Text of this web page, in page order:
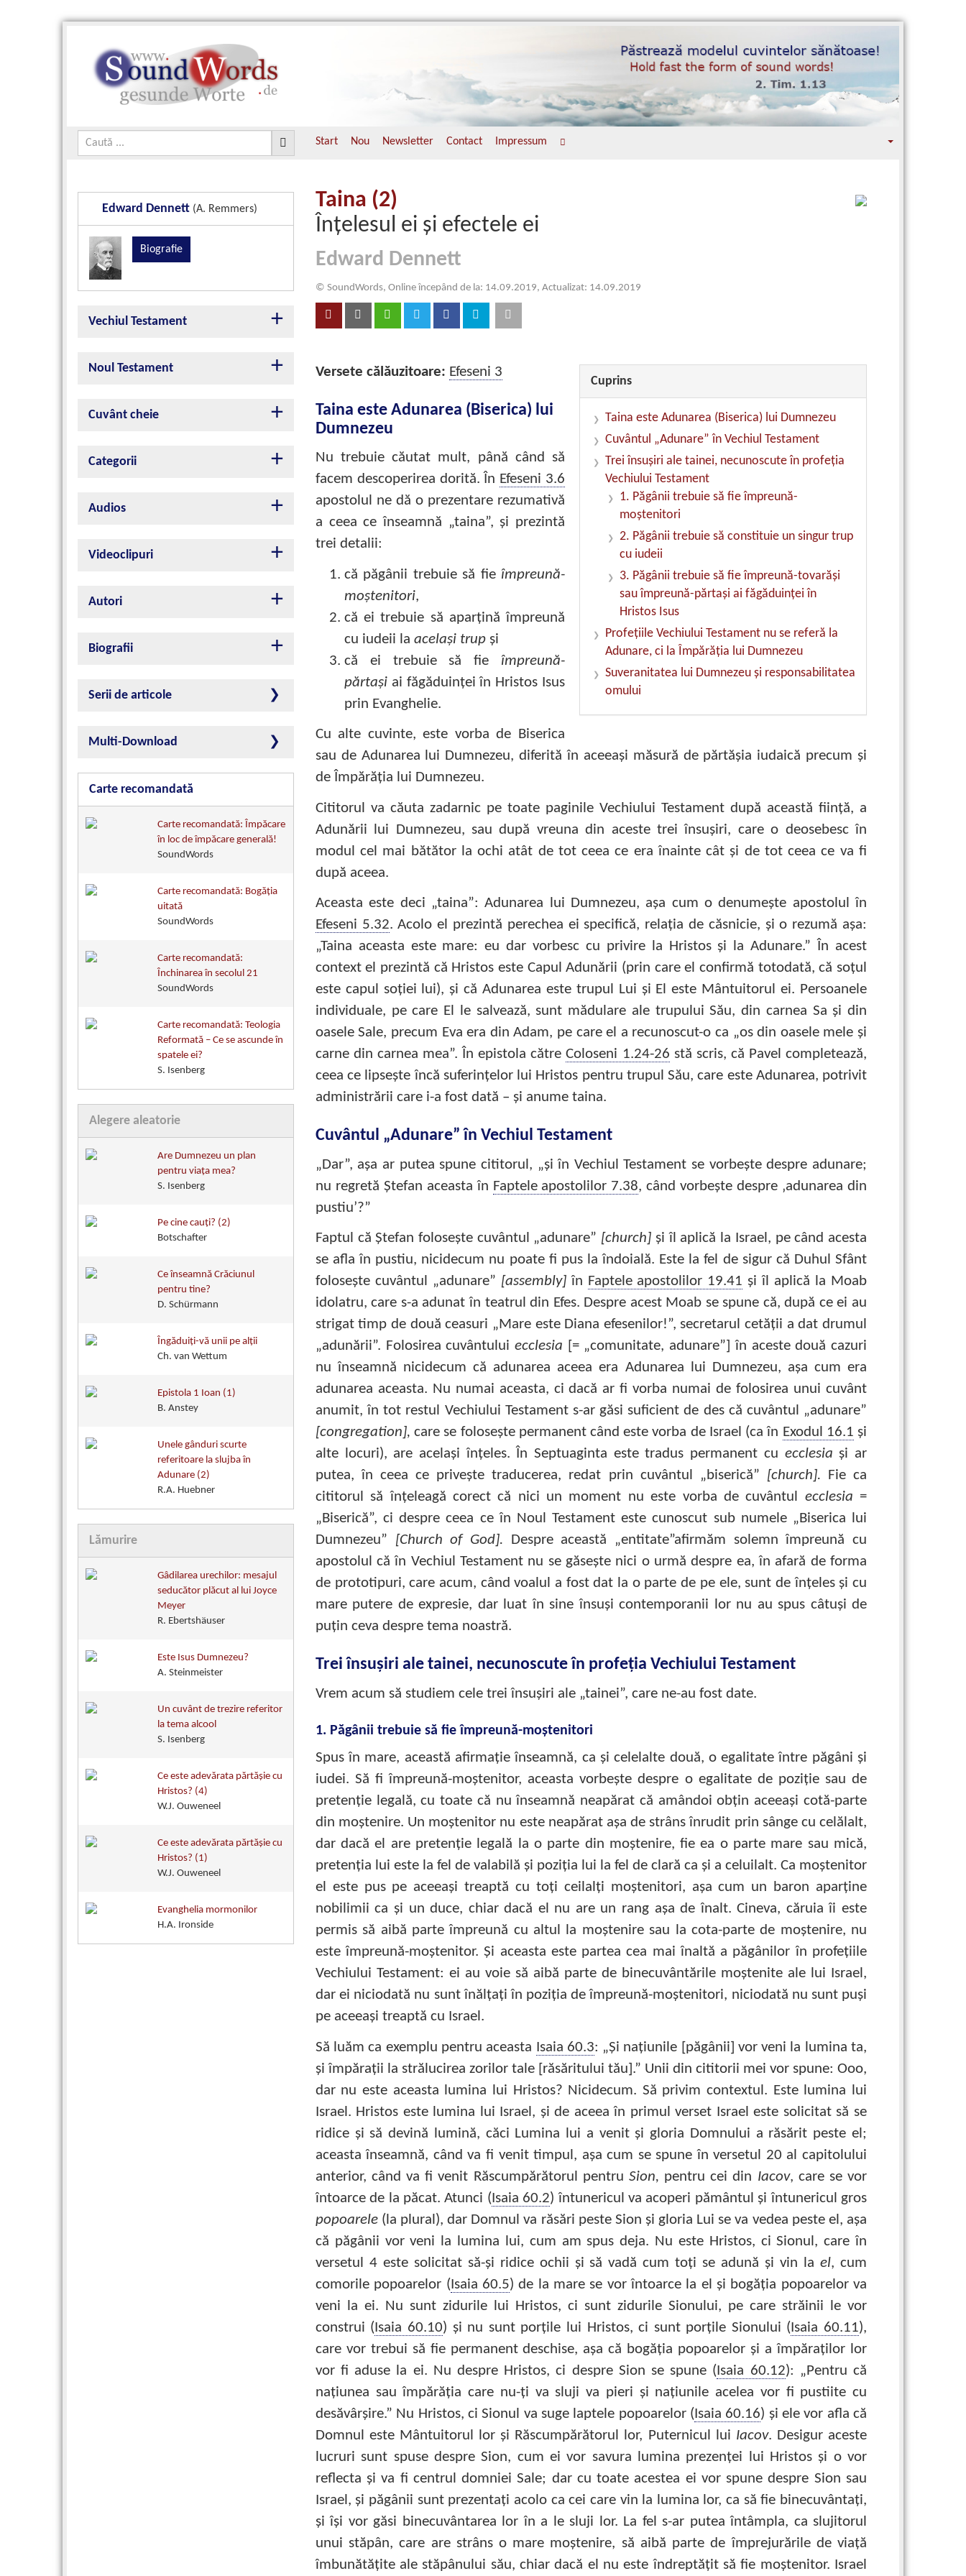
Start Nou Newsletter Contact Impressum
Edward Dennett (A. Remmers)
Biografie
Vechiul Testament
Noul Testament
Cuvânt cheie
Categorii
Audios
Videoclipuri
Autori
Biografii
Serii de articole
Multi-Download
Carte recomandată
Carte recomandată: Împăcare
în loc de împăcare generală!
SoundWords
Carte recomandată: Bogăţia
uitată
SoundWords
Carte recomandată:
Închinarea în secolul 21
SoundWords
Carte recomandată: Teologia
Reformată – Ce se ascunde în
spatele ei?
S. Isenberg
Alegere aleatorie
Are Dumnezeu un plan
pentru viața mea?
S. Isenberg
Pe cine cauţi? (2)
Botschafter
Ce înseamnă Crăciunul
pentru tine?
D. Schürmann
Îngăduiţi-vă unii pe alţii
Ch. van Wettum
Epistola 1 Ioan (1)
B. Anstey
Unele gânduri scurte
referitoare la slujba în
Adunare (2)
R.A. Huebner
Lămurire
Gâdilarea urechilor: mesajul
seducător plăcut al lui Joyce
Meyer
R. Ebertshäuser
Este Isus Dumnezeu?
A. Steinmeister
Un cuvânt de trezire referitor
la tema alcool
S. Isenberg
Ce este adevărata părtăşie cu
Hristos? (4)
W.J. Ouweneel
Ce este adevărata părtăşie cu
Hristos? (1)
W.J. Ouweneel
Evanghelia mormonilor
H.A. Ironside
Taina (2)
Înţelesul ei şi efectele ei
Edward Dennett
© SoundWords, Online începând de la: 14.09.2019, Actualizat: 14.09.2019
Cuprins
Taina este Adunarea (Biserica) lui Dumnezeu
Cuvântul „Adunare” în Vechiul Testament
Trei însuşiri ale tainei, necunoscute în profeţia
Vechiului Testament
1. Păgânii trebuie să fie împreună-
moştenitori
2. Păgânii trebuie să constituie un singur trup
cu iudeii
3. Păgânii trebuie să fie împreună-tovarăşi
sau împreună-părtaşi ai făgăduinţei în
Hristos Isus
Profeţiile Vechiului Testament nu se referă la
Adunare, ci la Împărăţia lui Dumnezeu
Suveranitatea lui Dumnezeu şi responsabilitatea
omului
Versete călăuzitoare: Efeseni 3
Taina este Adunarea (Biserica) lui
Dumnezeu
Nu trebuie căutat mult, până când să
facem descoperirea dorită. În Efeseni 3.6
apostolul ne dă o prezentare rezumativă
a ceea ce înseamnă „taina”, şi prezintă
trei detalii:
că păgânii trebuie să fie împreună-
moştenitori,
că ei trebuie să aparţină împreună
cu iudeii la acelaşi trupşi
că ei trebuie să fie împreună-
părtaşiai făgăduinţei în Hristos Isus
prin Evanghelie.
Cu alte cuvinte, este vorba de Biserica
sau de Adunarea lui Dumnezeu, diferită în aceeaşi măsură de părtăşia iudaică precum şi
de Împărăţia lui Dumnezeu.
Cititorul va căuta zadarnic pe toate paginile Vechiului Testament după această fiinţă, a
Adunării lui Dumnezeu, sau după vreuna din aceste trei însuşiri, care o deosebesc în
modul cel mai bătător la ochi atât de tot ceea ce era înainte cât şi de tot ceea ce va fi
după aceea.
Aceasta este deci „taina”: Adunarea lui Dumnezeu, aşa cum o denumeşte apostolul în
Efeseni 5.32. Acolo el prezintă perechea ei specifică, relaţia de căsnicie, şi o rezumă aşa:
„Taina aceasta este mare: eu dar vorbesc cu privire la Hristos şi la Adunare.” În acest
context el prezintă că Hristos este Capul Adunării (prin care el confirmă totodată, că soţul
este capul soţiei lui), şi că Adunarea este trupul Lui şi El este Mântuitorul ei. Persoanele
individuale, pe care El le salvează, sunt mădulare ale trupului Său, din carnea Sa şi din
oasele Sale, precum Eva era din Adam, pe care el a recunoscut-o ca „os din oasele mele şi
carne din carnea mea”. În epistola cătreColoseni 1.24-26 stă scris, că Pavel completează,
ceea ce lipseşte încă suferinţelor lui Hristos pentru trupul Său, care este Adunarea, potrivit
administrării care i-a fost dată – şi anume taina.
Cuvântul „Adunare” în Vechiul Testament
„Dar”, aşa ar putea spune cititorul, „şi în Vechiul Testament se vorbeşte despre adunare;
nu regretă Ştefan aceasta în Faptele apostolilor 7.38, când vorbeşte despre ‚adunarea din
pustiu’?”
Faptul că Ştefan foloseşte cuvântul „adunare” [church] şi îl aplică la Israel, pe când acesta
se afla în pustiu, nicidecum nu poate fi pus la îndoială. Este la fel de sigur că Duhul Sfânt
foloseşte cuvântul „adunare” [assembly]în Faptele apostolilor 19.41 şi îl aplică la Moab
idolatru, care s-a adunat în teatrul din Efes. Despre acest Moab se spune că, după ce ei au
strigat timp de două ceasuri „Mare este Diana efesenilor!”, secretarul cetăţii a dat drumul
„adunării”. Folosirea cuvântului ecclesia [= „comunitate, adunare”] în aceste două cazuri
nu înseamnă nicidecum că adunarea aceea era Adunarea lui Dumnezeu, aşa cum era
adunarea aceasta. Nu numai aceasta, ci dacă ar fi vorba numai de folosirea unui cuvânt
anumit, în tot restul Vechiului Testament s-ar găsi suficient de des că cuvântul „adunare”
[congregation], care se foloseşte permanent când este vorba de Israel (ca în Exodul 16.1 şi
alte locuri), are acelaşi înţeles. În Septuaginta este tradus permanent cu ecclesia şi ar
putea, în ceea ce priveşte traducerea, redat prin cuvântul „biserică” [church]. Fie ca
cititorul să înţeleagă corect că nici un moment nu este vorba de cuvântul ecclesia =
„Biserică”, ci despre ceea ce în Noul Testament este cunoscut sub numele „Biserica lui
Dumnezeu” [Church of God]. Despre această „entitate”afirmăm solemn împreună cu
apostolul că în Vechiul Testament nu se găseşte nici o urmă despre ea, în afară de forma
de prototipuri, care acum, când voalul a fost dat la o parte de pe ele, sunt de înţeles şi cu
mare putere de expresie, dar luat în sine însuşi contemporanii lor nu au spus câtuşi de
puţin ceva despre tema noastră.
Trei însuşiri ale tainei, necunoscute în profeţia Vechiului Testament
Vrem acum să studiem cele trei însuşiri ale „tainei”, care ne-au fost date.
1. Păgânii trebuie să fie împreună-moştenitori
Spus în mare, această afirmaţie înseamnă, ca şi celelalte două, o egalitate între păgâni şi
iudei. Să fi împreună-moştenitor, aceasta vorbeşte despre o egalitate de poziţie sau de
pretenţie legală, cu toate că nu înseamnă neapărat că amândoi obţin aceeaşi cotă-parte
din moştenire. Un moştenitor nu este neapărat aşa de strâns înrudit prin sânge cu celălalt,
dar dacă el are pretenţie legală la o parte din moştenire, fie ea o parte mare sau mică,
pretenţia lui este la fel de valabilă şi poziţia lui la fel de clară ca şi a celuilalt. Ca moştenitor
el este pus pe aceeaşi treaptă cu toţi ceilalţi moştenitori, aşa cum un baron aparţine
nobilimii ca şi un duce, chiar dacă el nu are un rang aşa de înalt. Cineva, căruia îi este
permis să aibă parte împreună cu altul la moştenire sau la cota-parte de moştenire, nu
este împreună-moştenitor. Şi aceasta este partea cea mai înaltă a păgânilor în profeţiile
Vechiului Testament: ei au voie să aibă parte de binecuvântările moştenite ale lui Israel,
dar ei niciodată nu sunt înălţaţi în poziţia de împreună-moştenitori, niciodată nu sunt puşi
pe aceeaşi treaptă cu Israel.
Să luăm ca exemplu pentru aceasta Isaia 60.3: „Şi naţiunile [păgânii] vor veni la lumina ta,
şi împăraţii la strălucirea zorilor tale [răsăritului tău].” Unii din cititorii mei vor spune: Ooo,
dar nu este aceasta lumina lui Hristos? Nicidecum. Să privim contextul. Este lumina lui
Israel. Hristos este lumina lui Israel, şi de aceea în primul verset Israel este solicitat să se
ridice şi să devină lumină, căci Lumina lui a venit şi gloria Domnului a răsărit peste el;
aceasta înseamnă, când va fi venit timpul, aşa cum se spune în versetul 20 al capitolului
anterior, când va fi venit Răscumpărătorul pentru Sion, pentru cei din Iacov, care se vor
întoarce de la păcat. Atunci (Isaia 60.2) întunericul va acoperi pământul şi întunericul gros
popoarele(la plural), dar Domnul va răsări peste Sion şi gloria Lui se va vedea peste el, aşa
că păgânii vor veni la lumina lui, cum am spus deja. Nu este Hristos, ci Sionul, care în
versetul 4 este solicitat să-şi ridice ochii şi să vadă cum toţi se adună şi vin lael, cum
comorile popoarelor (Isaia 60.5) de la mare se vor întoarce la el şi bogăţia popoarelor va
veni la ei. Nu sunt zidurile lui Hristos, ci sunt zidurile Sionului, pe care străinii le vor
construi (Isaia 60.10) şi nu sunt porţile lui Hristos, ci sunt porţile Sionului (Isaia 60.11),
care vor trebui să fie permanent deschise, aşa că bogăţia popoarelor şi a împăraţilor lor
vor fi aduse la ei. Nu despre Hristos, ci despre Sion se spune (Isaia 60.12): „Pentru că
naţiunea sau împărăţia care nu-ţi va sluji va pieri şi naţiunile acelea vor fi pustiite cu
desăvârşire.” Nu Hristos, ci Sionul va suge laptele popoarelor (Isaia 60.16) şi ele vor afla că
Domnul este Mântuitorul lor şi Răscumpărătorul lor, Puternicul lui Iacov. Desigur aceste
lucruri sunt spuse despre Sion, cum ei vor savura lumina prezenţei lui Hristos şi o vor
reflecta şi va fi centrul domniei Sale; dar cu toate acestea ei vor spune despre Sion sau
Israel, şi păgânii sunt prezentaţi acolo ca cei care vin la lumina lor, ca să fie binecuvântaţi,
şi îşi vor găsi binecuvântarea lor în a le sluji lor. La fel s-ar putea întâmpla, ca slujitorul
unui stăpân, care are strâns o mare moştenire, să aibă parte de împrejurările de viaţă
îmbunătăţite ale stăpânului său, chiar dacă el nu este îndreptăţit să fie moştenitor. Israel